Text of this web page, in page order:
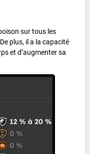
sur tous les
plus, il a la capacité
et d’augmenter sa